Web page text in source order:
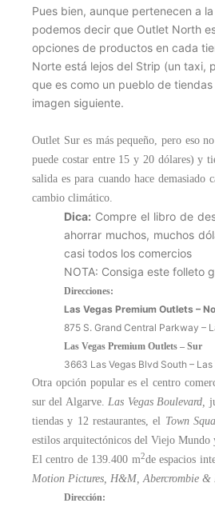
Pues bien, aunque pertenecen a
podemos decir que Outlet North
opciones de productos en cada
Norte está lejos del Strip (un taxi,
que es como un pueblo de
imagen siguiente.
Outlet Sur es más pequeño, pero eso
puede costar entre 15 y 20 dólares) y
salida es para cuando hace
cambio climático.
Dica: Compre el libro de
ahorrar muchos, muchos
casi todos los comercios
NOTA: Consiga este folleto
Direcciones:
Las Vegas Premium Outlets –
875 S. Grand Central Parkway –
Las Vegas Premium Outlets – Sur
3663 Las Vegas Blvd South –
Otra opción popular es el centro
sur del Algarve.Las Vegas Boulevard,
tiendas y 12 restaurantes, el Town
estilos arquitectónicos del Viejo Mundo
El centro de 139.400 m2de espacios
Motion Pictures, H&M, Abercrombie &
Dirección: